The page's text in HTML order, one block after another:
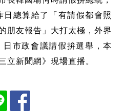
總算給了「有請假都會照
朋友報告」大打太極，外界
市政會議請假拚選舉，本
立新聞網》現場直播。